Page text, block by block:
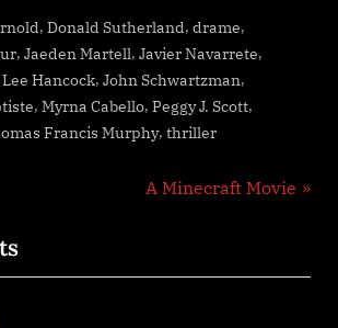
,Donald Sutherland,drame,
, Jaeden Martell, Javier Navarrete,
Hancock, John Schwartzman,
, Myrna Cabello, Peggy J. Scott,
Francis Murphy, thriller
N
t
A Minecraft Movie